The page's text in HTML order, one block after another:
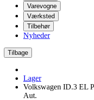
Varevogne
Værksted
Tilbehør
Nyheder
Tilbage
Lager
Volkswagen ID.3 EL
Aut.